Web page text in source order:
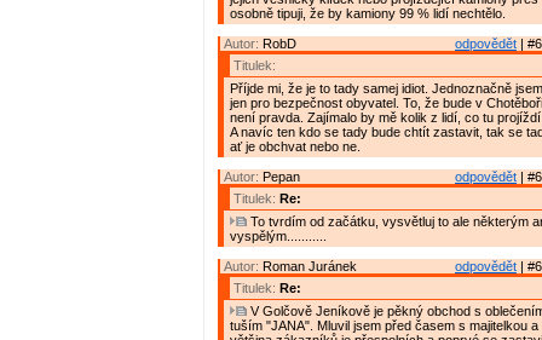
osobně tipuji, že by kamiony 99 % lidí nechtělo.
odpovědět |
Autor: RobD
Titulek:
Příjde mi, že je to tady samej idiot. Jednoznačně
jen pro bezpečnost obyvatel. To, že bude v
není pravda. Zajímalo by mě kolik z lidí, co tu
A navíc ten kdo se tady bude chtít zastavit, tak se
ať je obchvat nebo ne.
odpovědět |
Autor: Pepan
Titulek: Re:
To tvrdím od začátku, vysvětluj to ale některým
vyspělým...........
odpovědět |
Autor: Roman Juránek
Titulek: Re:
V Golčově Jeníkově je pěkný obchod s
tuším "JANA". Mluvil jsem před časem s majitelkou